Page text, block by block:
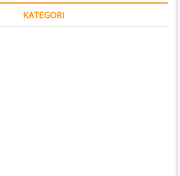
KATEGORI